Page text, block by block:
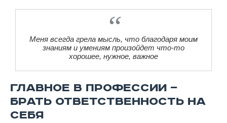
Меня всегда грела мысль, что благодаря моим
знаниям и умениям произойдет что-то
хорошее, нужное, важное
ГЛАВНОЕ В ПРОФЕССИИ —
БРАТЬ ОТВЕТСТВЕННОСТЬ НА
СЕБЯ